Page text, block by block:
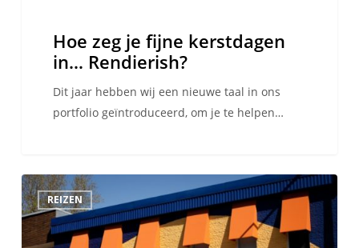
Hoe zeg je fijne kerstdagen
in… Rendierish?
Dit jaar hebben wij een nieuwe taal in ons
portfolio geïntroduceerd, om je te helpen…
10
dingen
om
REIZEN